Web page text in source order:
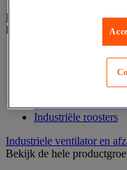
Industriële mat, tegel en
Bekijk de hele
ESD antistatische
Hygiënische mat
Industriële roosters
Industriele ventilator en
Bekijk de hele